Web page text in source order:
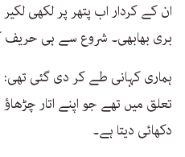
ان کے کردار اب پتھر پر لکھی
بری بھابھی۔ شروع سے ہی
ہماری کہانی طے کر دی گئی تھی:
تعلق میں تھے جو اپنے اتار
دکھائی دیتا ہے۔